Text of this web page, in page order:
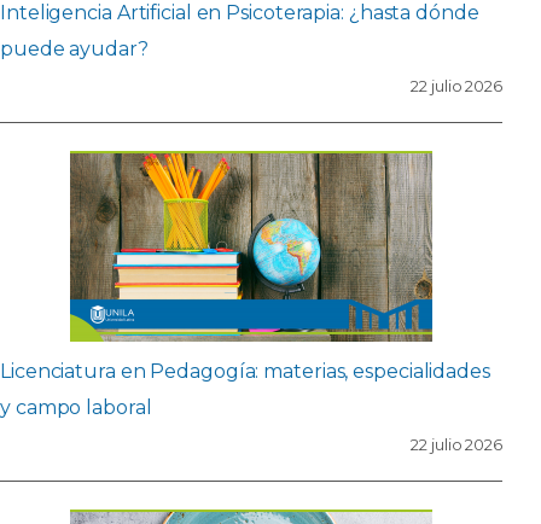
Inteligencia Artificial en Psicoterapia: ¿hasta dónde
puede ayudar?
22 julio 2026
Licenciatura en Pedagogía: materias, especialidades
y campo laboral
22 julio 2026